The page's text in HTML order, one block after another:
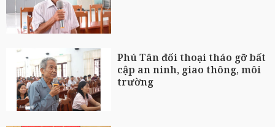
Phú Tân đối thoại tháo gỡ bất
cập an ninh, giao thông, môi
trường